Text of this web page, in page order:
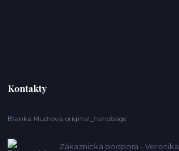
Kontakty
Blanka Mudrová, original_handbags
Zákaznická podpora - Veronika